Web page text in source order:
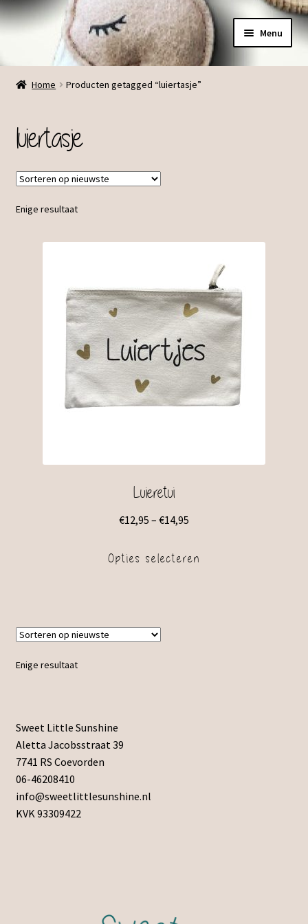
Ga
navigatie
Ga
de
inhoud
Menu
Menu
Home Producten getagged “luiertasje”
luiertasje
Enige resultaat
Luieretui
€12,95 – €14,95
Opties selecteren
Enige resultaat
Sweet Little Sunshine
Aletta Jacobsstraat 39
7741 RS Coevorden
06-46208410
info@sweetlittlesunshine.nl
KVK 93309422